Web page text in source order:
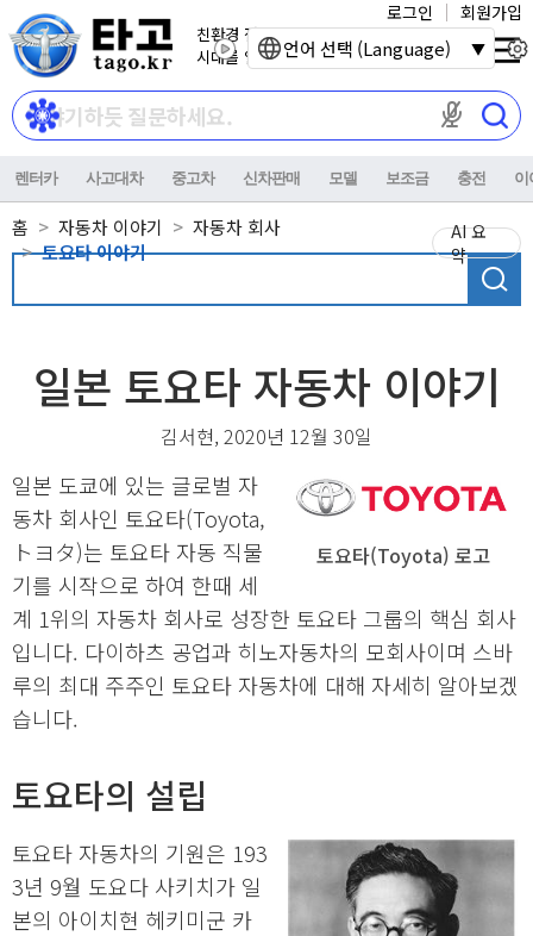
친환경 전기자동차
시대를 열어갑니다.
마이크 권한이
로그인 회원가입
렌터카 사고대차 중고차 신차판매 모델 보조금 충전 이
홈 자동차 이야기
자동차 회사
토요타 이야기
AI 요
약
일본 토요타 자동차 이야기
김서현, 2020년 12월 30일
토요타(Toyota) 로고
일본 도쿄에 있는 글로벌 자
동차 회사인 토요타(Toyota,
トヨタ)는 토요타 자동 직물
기를 시작으로 하여 한때 세
계 1위의 자동차 회사로 성장한 토요타 그룹의 핵심 회사
입니다. 다이하츠 공업과 히노자동차의 모회사이며 스바
루의 최대 주주인 토요타 자동차에 대해 자세히 알아보겠
습니다.
토요타의 설립
토요타 자동차의 기원은 193
3년 9월 도요다 사키치가 일
본의 아이치현 헤키미군 카
언어 선택 (Language)